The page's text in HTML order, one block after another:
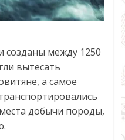
созданы между 1250
вытесать
а самое
добычи породы,